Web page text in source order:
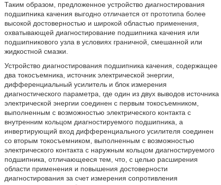
Таким образом, предложенное устройство диагностирования
подшипника качения выгодно отличается от прототипа более
высокой достоверностью и широкой областью применения,
охватывающей диагностирование подшипника качения или
подшипникового узла в условиях граничной, смешанной или
жидкостной смазки.
Устройство диагностирования подшипника качения, содержащее
два токосъемника, источник электрической энергии,
дифференциальный усилитель и блок измерения
диагностического параметра, где один из двух выводов источника
электрической энергии соединен с первым токосъемником,
выполненным с возможностью электрического контакта с
внутренним кольцом диагностируемого подшипника, а
инвертирующий вход дифференциального усилителя соединен
со вторым токосъемником, выполненным с возможностью
электрического контакта с наружным кольцом диагностируемого
подшипника, отличающееся тем, что, с целью расширения
области применения и повышения достоверности
диагностирования за счет измерения сопротивления